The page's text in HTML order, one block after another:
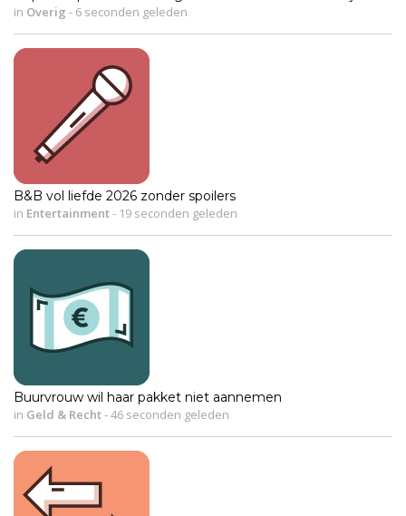
in Overig - 6 seconden geleden
B&B vol liefde 2026 zonder spoilers
in Entertainment- 19 seconden geleden
Buurvrouw wil haar pakket niet aannemen
in Geld & Recht-46 seconden geleden